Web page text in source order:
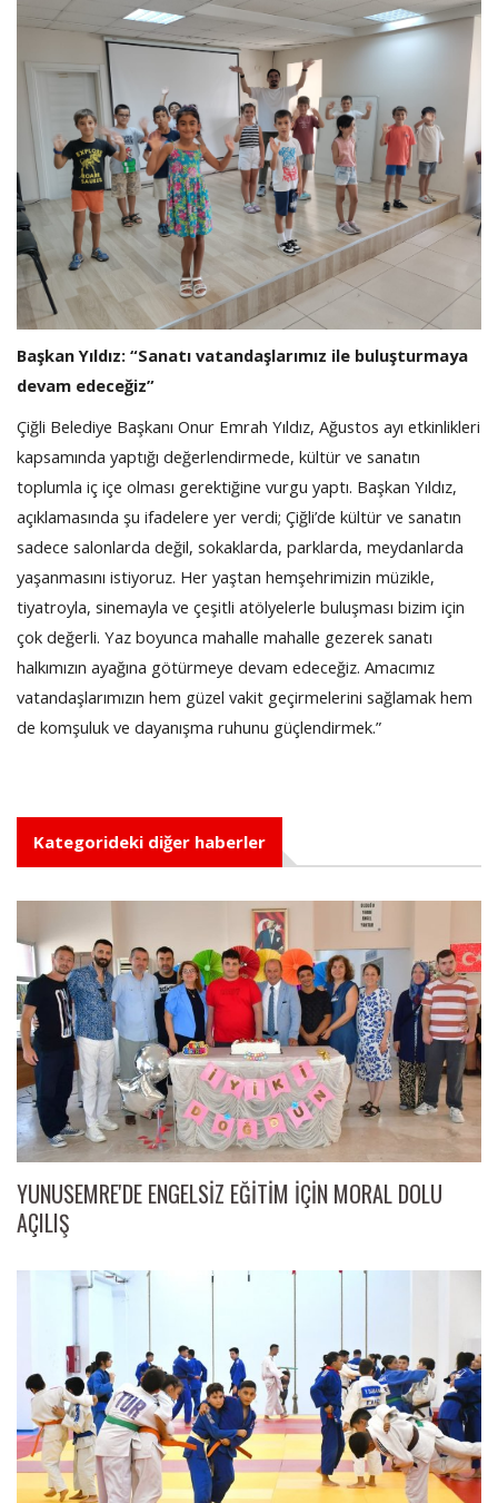
Başkan Yıldız: “Sanatı vatandaşlarımız ile buluşturmaya
devam edeceğiz”
Çiğli Belediye Başkanı Onur Emrah Yıldız, Ağustos ayı etkinlikleri
kapsamında yaptığı değerlendirmede, kültür ve sanatın
toplumla iç içe olması gerektiğine vurgu yaptı. Başkan Yıldız,
açıklamasında şu ifadelere yer verdi; Çiğli’de kültür ve sanatın
sadece salonlarda değil, sokaklarda, parklarda, meydanlarda
yaşanmasını istiyoruz. Her yaştan hemşehrimizin müzikle,
tiyatroyla, sinemayla ve çeşitli atölyelerle buluşması bizim için
çok değerli. Yaz boyunca mahalle mahalle gezerek sanatı
halkımızın ayağına götürmeye devam edeceğiz. Amacımız
vatandaşlarımızın hem güzel vakit geçirmelerini sağlamak hem
de komşuluk ve dayanışma ruhunu güçlendirmek.”
Kategorideki diğer haberler
YUNUSEMRE'DE ENGELSİZ EĞİTİM İÇİN MORAL DOLU
AÇILIŞ